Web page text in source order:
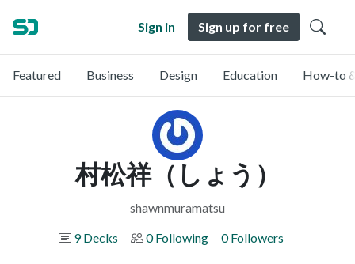
Sign in Sign up for free
Featured Business Design Education How-to
村松祥（しょう）
shawnmuramatsu
9 Decks
0 Following 0 Followers